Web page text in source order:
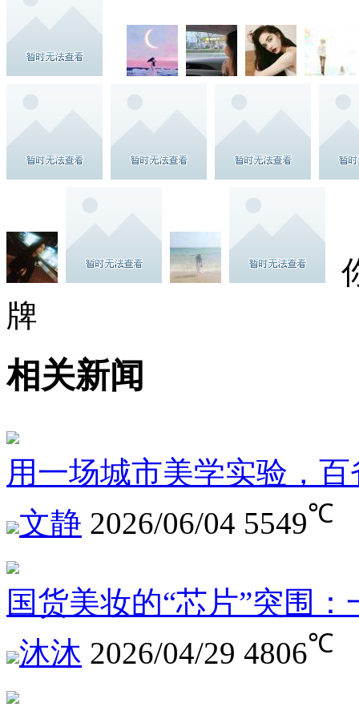
牌
相关新闻
用一场城市美学实验，
文静 2026/06/04 5549℃
国货美妆的“芯片”突围
沐沐 2026/04/29 4806℃